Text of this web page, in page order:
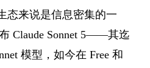
态来说是信息密集的一
Claude Sonnet 5——其迄
模型，如今在 Free 和